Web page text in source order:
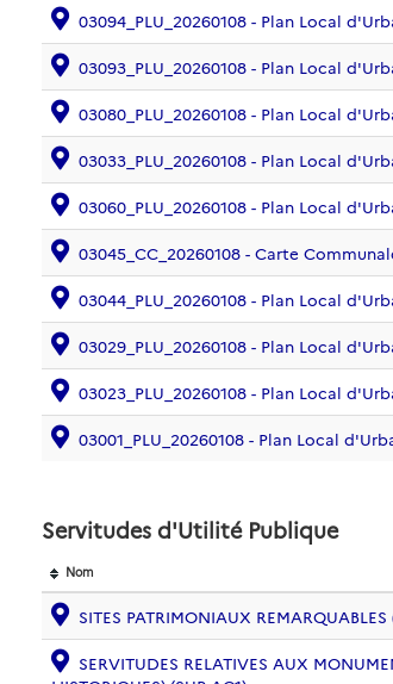
03094_PLU_20260108 - Plan Local
03093_PLU_20260108 - Plan Local
03080_PLU_20260108 - Plan Local
03033_PLU_20260108 - Plan Local
03060_PLU_20260108 - Plan Local
03045_CC_20260108 - Carte
03044_PLU_20260108 - Plan Local
03029_PLU_20260108 - Plan Local
03023_PLU_20260108 - Plan Local
03001_PLU_20260108 - Plan Local
Servitudes d'Utilité Publique
Nom
SITES PATRIMONIAUX REMARQUABLES
SERVITUDES RELATIVES AUX